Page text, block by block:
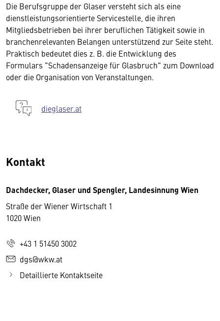
Die Berufsgruppe der Glaser versteht sich als eine
dienstleistungsorientierte Servicestelle, die ihren
Mitgliedsbetrieben bei ihrer beruflichen Tätigkeit sowie in
branchenrelevanten Belangen unterstützend zur Seite steht.
Praktisch bedeutet dies z. B. die Entwicklung des
Formulars "Schadensanzeige für Glasbruch" zum Download
oder die Organisation von Veranstaltungen.
dieglaser.at
Kontakt
Dachdecker, Glaser und Spengler, Landesinnung Wien
Straße der Wiener Wirtschaft 1
1020 Wien
+43 1 51450 3002
dgs@wkw.at
Detaillierte Kontaktseite